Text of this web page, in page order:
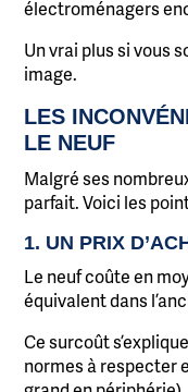
électroménagers
Un vrai plus si vous
image.
LES
LE NEUF
Malgré ses
parfait. Voici les
1. UN PRIX
Le neuf coûte en
équivalent dans
Ce surcoût
normes à respecter